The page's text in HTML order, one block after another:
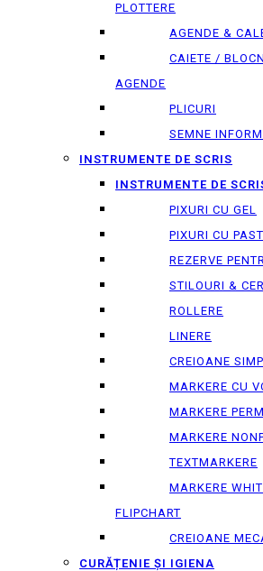
PLOTTERE
AGENDE &
CAIETE /
AGENDE
PLICURI
SEMNE
INSTRUMENTE DE SCRIS
INSTRUMENTE DE
PIXURI CU GEL
PIXURI CU
REZERVE
STILOURI &
ROLLERE
LINERE
CREIOANE
MARKERE CU
MARKERE
MARKERE
TEXTMARKERE
MARKERE
FLIPCHART
CREIOANE
CURĂȚENIE ȘI IGIENA